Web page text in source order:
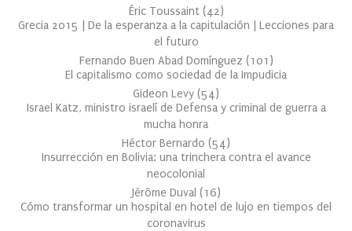
Éric Toussaint (42)
Grecia 2015 | De la esperanza a la capitulación | Lecciones para
el futuro
Fernando Buen Abad Domínguez (101 )
El capitalismo como sociedad de la Impudicia
Gideon Levy (54)
Israel Katz, ministro israelí de Defensa y criminal de guerra a
mucha honra
Héctor Bernardo (54)
Insurrección en Bolivia: una trinchera contra el avance
neocolonial
Jérôme Duval (16)
Cómo transformar un hospital en hotel de lujo en tiempos del
coronavirus